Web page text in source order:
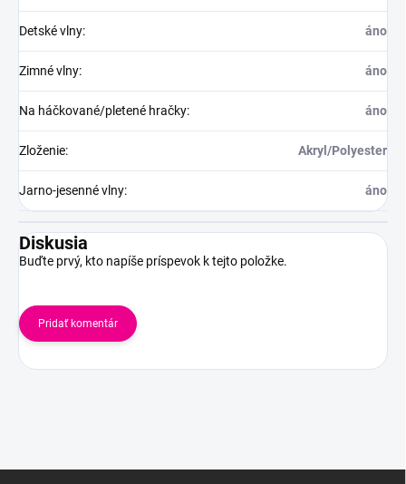
Detské vlny: áno
Zimné vlny: áno
Na háčkované/pletené hračky: áno
Zloženie: Akryl/Polyester
Jarno-jesenné vlny: áno
Diskusia
Buďte prvý, kto napíše príspevok k tejto položke.
Pridať komentár